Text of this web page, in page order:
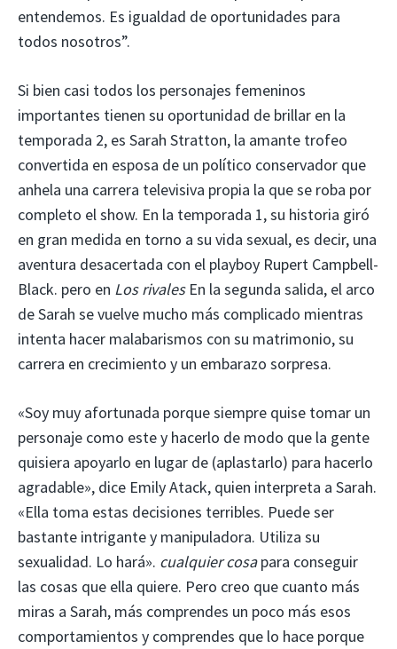
entendemos. Es igualdad de oportunidades para
todos nosotros”.
Si bien casi todos los personajes femeninos
importantes tienen su oportunidad de brillar en la
temporada 2, es Sarah Stratton, la amante trofeo
convertida en esposa de un político conservador que
anhela una carrera televisiva propia la que se roba por
completo el show. En la temporada 1, su historia giró
en gran medida en torno a su vida sexual, es decir, una
aventura desacertada con el playboy Rupert Campbell-
Black. pero en Los rivales En la segunda salida, el arco
de Sarah se vuelve mucho más complicado mientras
intenta hacer malabarismos con su matrimonio, su
carrera en crecimiento y un embarazo sorpresa.
«Soy muy afortunada porque siempre quise tomar un
personaje como este y hacerlo de modo que la gente
quisiera apoyarlo en lugar de (aplastarlo) para hacerlo
agradable», dice Emily Atack, quien interpreta a Sarah.
«Ella toma estas decisiones terribles. Puede ser
bastante intrigante y manipuladora. Utiliza su
sexualidad. Lo hará». cualquier cosapara conseguir
las cosas que ella quiere. Pero creo que cuanto más
miras a Sarah, más comprendes un poco más esos
comportamientos y comprendes que lo hace porque